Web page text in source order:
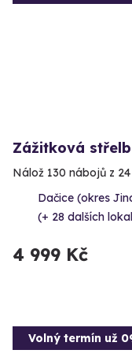
Zážitková
Nálož 130 nábojů z
Dačice (okres
(+ 28 dalších
4 999 Kč
Volný termín už